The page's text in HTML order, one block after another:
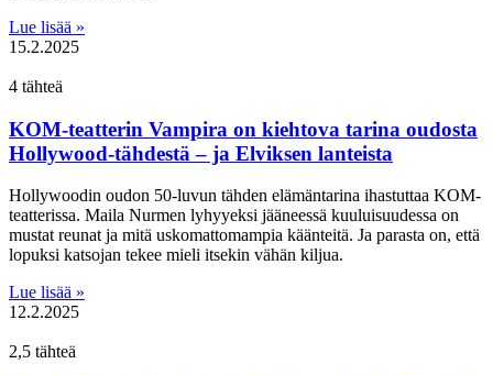
Lue lisää »
15.2.2025
4 tähteä
KOM-teatterin Vampira on kiehtova tarina oudosta
Hollywood-tähdestä – ja Elviksen lanteista
Hollywoodin oudon 50-luvun tähden elämäntarina ihastuttaa KOM-
teatterissa. Maila Nurmen lyhyyeksi jääneessä kuuluisuudessa on
mustat reunat ja mitä uskomattomampia käänteitä. Ja parasta on, että
lopuksi katsojan tekee mieli itsekin vähän kiljua.
Lue lisää »
12.2.2025
2,5 tähteä